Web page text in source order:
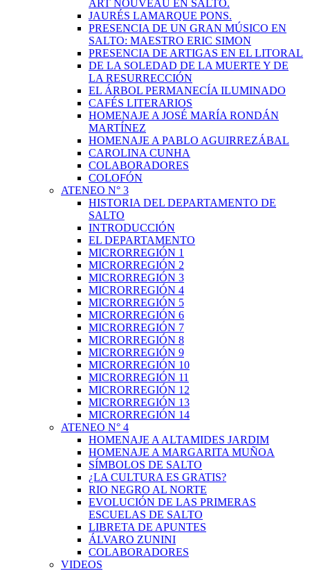
ART NOUVEAU EN SALTO.
JAURÉS LAMARQUE PONS.
PRESENCIA DE UN GRAN MÚSICO EN
SALTO: MAESTRO ERIC SIMON
PRESENCIA DE ARTIGAS EN EL LITORAL
DE LA SOLEDAD DE LA MUERTE Y DE
LA RESURRECCIÓN
EL ÁRBOL PERMANECÍA ILUMINADO
CAFÉS LITERARIOS
HOMENAJE A JOSÉ MARÍA RONDÁN
MARTÍNEZ
HOMENAJE A PABLO AGUIRREZÁBAL
CAROLINA CUNHA
COLABORADORES
COLOFÓN
ATENEO N° 3
HISTORIA DEL DEPARTAMENTO DE
SALTO
INTRODUCCIÓN
EL DEPARTAMENTO
MICRORREGIÓN 1
MICRORREGIÓN 2
MICRORREGIÓN 3
MICRORREGIÓN 4
MICRORREGIÓN 5
MICRORREGIÓN 6
MICRORREGIÓN 7
MICRORREGIÓN 8
MICRORREGIÓN 9
MICRORREGIÓN 10
MICRORREGIÓN 11
MICRORREGIÓN 12
MICRORREGIÓN 13
MICRORREGIÓN 14
ATENEO N° 4
HOMENAJE A ALTAMIDES JARDIM
HOMENAJE A MARGARITA MUÑOA
SÍMBOLOS DE SALTO
¿LA CULTURA ES GRATIS?
RIO NEGRO AL NORTE
EVOLUCIÓN DE LAS PRIMERAS
ESCUELAS DE SALTO
LIBRETA DE APUNTES
ÁLVARO ZUNINI
COLABORADORES
VIDEOS